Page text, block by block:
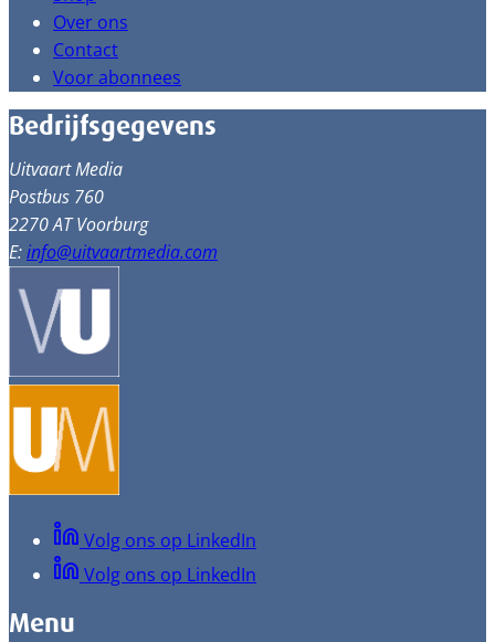
Over ons
Contact
Voor abonnees
Bedrijfsgegevens
Uitvaart Media
Postbus 760
2270 AT Voorburg
E:info@uitvaartmedia.com
Volg ons op LinkedIn
Volg ons op LinkedIn
Menu